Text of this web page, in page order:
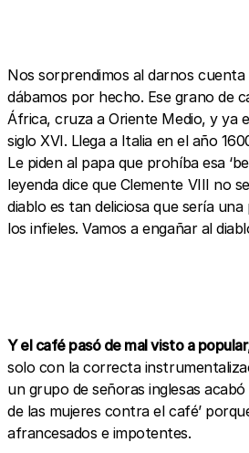
Nos sorprendimos al darnos cuenta
dábamos por hecho. Ese grano de
África, cruza a Oriente Medio, y ya
siglo XVI. Llega a Italia en el año
Le piden al papa que prohíba esa
leyenda dice que Clemente VIII no
diablo es tan deliciosa que sería
los infieles. Vamos a engañar al
Y el café pasó de mal visto a popular
solo con la correcta
un grupo de señoras inglesas
de las mujeres contra el café’
afrancesados e impotentes.